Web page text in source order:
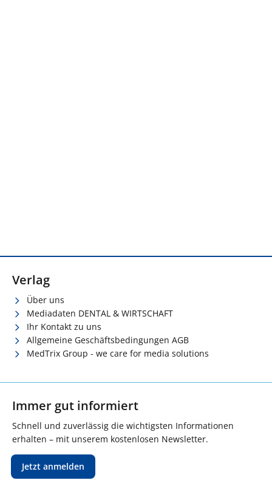
Verlag
Über uns
Mediadaten DENTAL & WIRTSCHAFT
Ihr Kontakt zu uns
Allgemeine Geschäftsbedingungen AGB
MedTrix Group - we care for media solutions
Immer gut informiert
Schnell und zuverlässig die wichtigsten Informationen
erhalten – mit unserem kostenlosen Newsletter.
Jetzt anmelden